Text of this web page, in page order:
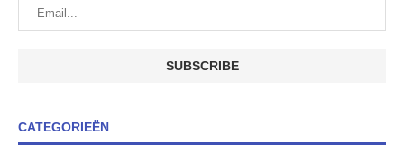
CATEGORIEËN